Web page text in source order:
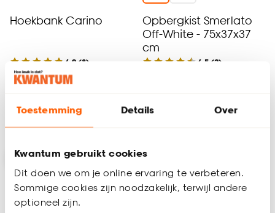
Toestemming Details Over
Kwantum gebruikt cookies
Dit doen we om je online ervaring te verbeteren.
Sommige cookies zijn noodzakelijk, terwijl andere
optioneel zijn.
Hoekbank Carino
4.9 (8)
1450.
-
Opbergkist Smerlato
Off-White - 75x37x37
cm
4.5 (2)